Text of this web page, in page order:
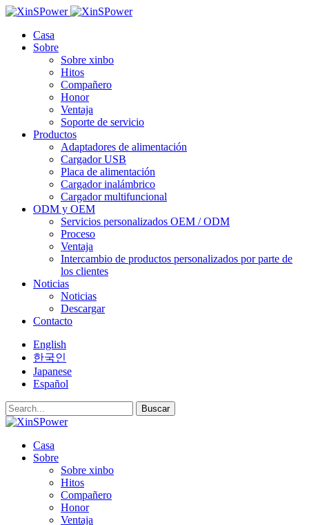
Casa
Sobre
Sobre xinbo
Hitos
Compañero
Honor
Ventaja
Soporte de servicio
Productos
Adaptadores de alimentación
Cargador USB
Placa de alimentación
Cargador inalámbrico
Cargador multifuncional
ODM y OEM
Servicios personalizados OEM / ODM
Proceso
Ventaja
Intercambio de productos personalizados por parte de
los clientes
Noticias
Noticias
Descargar
Contacto
English
한국인
Japanese
Español
Buscar
Casa
Sobre
Sobre xinbo
Hitos
Compañero
Honor
Ventaja